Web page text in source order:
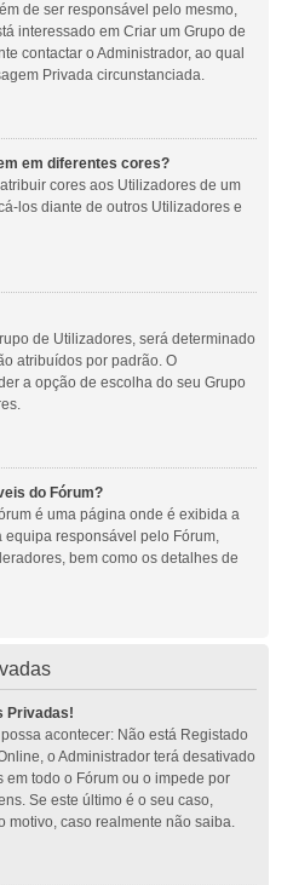
de ser responsável pelo mesmo,
interessado em Criar um Grupo de
contactar o Administrador, ao qual
Privada circunstanciada.
em diferentes cores?
cores aos Utilizadores de um
los diante de outros Utilizadores e
de Utilizadores, será determinado
atribuídos por padrão. O
a opção de escolha do seu Grupo
do Fórum?
é uma página onde é exibida a
responsável pelo Fórum,
bem como os detalhes de
Privadas!
acontecer: Não está Registado
o Administrador terá desativado
todo o Fórum ou o impede por
Se este último é o seu caso,
motivo, caso realmente não saiba.